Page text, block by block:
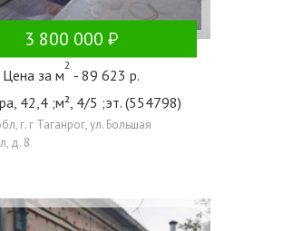
3 800 000
Цена за м
2
- 89 623 р.
42,4 ;м², 4/5 ;эт. (554798)
г. г Таганрог, ул. Большая
д. 8